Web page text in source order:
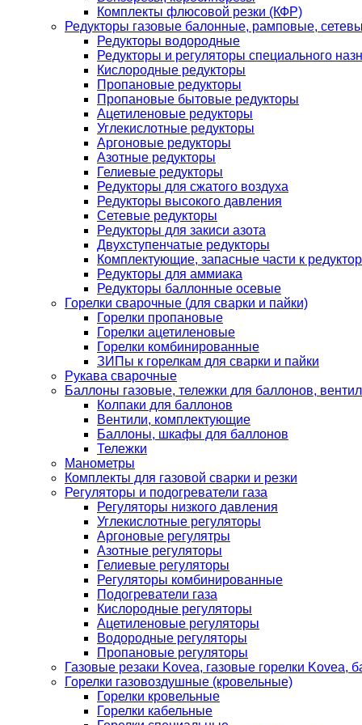
Комплекты флюсовой резки (КФР)
Редукторы газовые балонные, рамповые,
Редукторы водородные
Редукторы и регуляторы специального
Кислородные редукторы
Пропановые редукторы
Пропановые бытовые редукторы
Ацетиленовые редукторы
Углекислотные редукторы
Аргоновые редукторы
Азотные редукторы
Гелиевые редукторы
Редукторы для сжатого воздуха
Редукторы высокого давления
Сетевые редукторы
Редукторы для закиси азота
Двухступенчатые редукторы
Комплектующие, запасные части к
Редукторы для аммиака
Редукторы баллонные осевые
Горелки сварочные (для сварки и пайки)
Горелки пропановые
Горелки ацетиленовые
Горелки комбинированные
ЗИПы к горелкам для сварки и пайки
Рукава сварочные
Баллоны газовые, тележки для баллонов,
Колпаки для баллонов
Вентили, комплектующие
Баллоны, шкафы для баллонов
Тележки
Манометры
Комплекты для газовой сварки и резки
Регуляторы и подогреватели газа
Регуляторы низкого давления
Углекислотные регуляторы
Аргоновые регулятры
Азотные регуляторы
Гелиевые регуляторы
Регуляторы комбинированные
Подогреватели газа
Кислородные регуляторы
Ацетиленовые регуляторы
Водородные регуляторы
Пропановые регуляторы
Газовые резаки Kovea, газовые горелки Kovea,
Горелки газовоздушные (кровельные)
Горелки кровельные
Горелки кабельные